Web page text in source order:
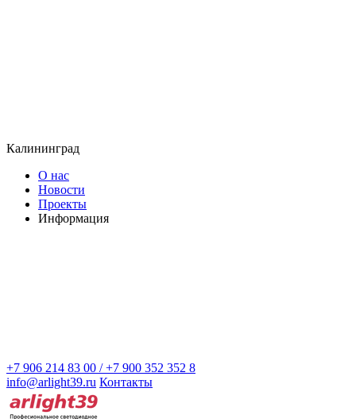
Калининград
О нас
Новости
Проекты
Информация
+7 906 214 83 00 / +7 900 352 352 8
info@arlight39.ru Контакты